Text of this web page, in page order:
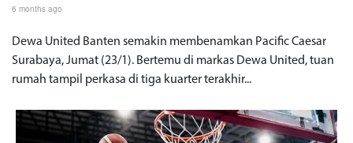
6 months ago
Dewa United Banten semakin membenamkan Pacific Caesar
Surabaya, Jumat (23/1). Bertemu di markas Dewa United, tuan
rumah tampil perkasa di tiga kuarter terakhir...